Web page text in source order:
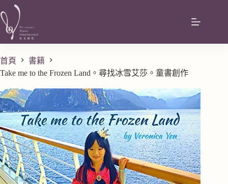
首頁
書籍
Take me to the Frozen Land。尋找冰雪艾莎。童書創作